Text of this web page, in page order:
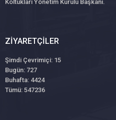
Koltukları Yönetim Kurulu Başkanı.
ZIYARETÇILER
Şimdi Çevrimiçi: 15
Bugün: 727
Buhafta: 4424
Tümü: 547236